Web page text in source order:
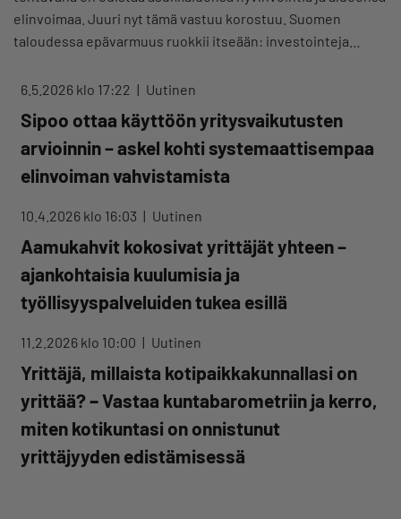
elinvoimaa. Juuri nyt tämä vastuu korostuu. Suomen
taloudessa epävarmuus ruokkii itseään: investointeja…
6.5.2026 klo 17:22 Uutinen
Sipoo ottaa käyttöön yritysvaikutusten
arvioinnin – askel kohti systemaattisempaa
elinvoiman vahvistamista
10.4.2026 klo 16:03 Uutinen
Aamukahvit kokosivat yrittäjät yhteen –
ajankohtaisia kuulumisia ja
työllisyyspalveluiden tukea esillä
11.2.2026 klo 10:00 Uutinen
Yrittäjä, millaista kotipaikkakunnallasi on
yrittää? − Vastaa kuntabarometriin ja kerro,
miten kotikuntasi on onnistunut
yrittäjyyden edistämisessä